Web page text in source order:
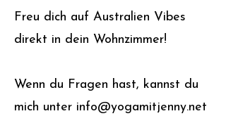
Freu dich auf Australien Vibes
direkt in dein Wohnzimmer!
Wenn du Fragen hast, kannst du
mich unter info@yogamitjenny.net